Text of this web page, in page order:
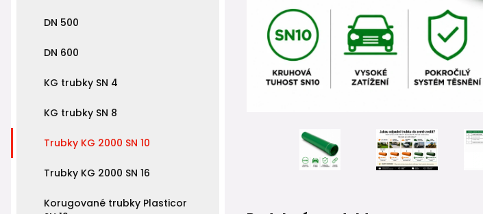
DN 500
DN 600
KG trubky SN 4
KG trubky SN 8
Trubky KG 2000 SN 10
Trubky KG 2000 SN 16
Korugované trubky Plasticor